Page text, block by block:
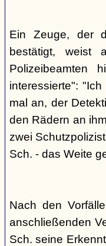
Ein Zeuge, der
bestätigt, weist
Polizeibeamten
interessierte":
mal an, der
den Rädern an
zwei
Sch. - das Weite
Nach den
anschließenden
Sch. seine